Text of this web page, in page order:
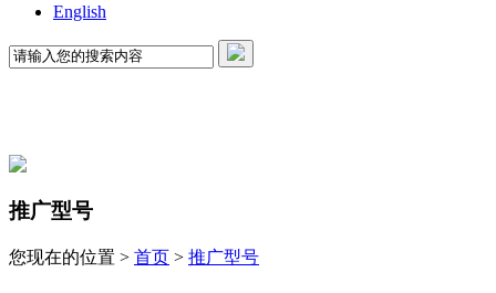
English
推广型号
您现在的位置 > 首页 > 推广型号